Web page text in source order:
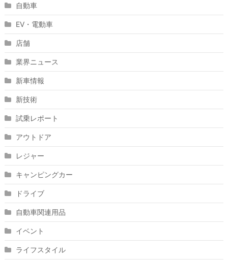
自動車
EV・電動車
店舗
業界ニュース
新車情報
新技術
試乗レポート
アウトドア
レジャー
キャンピングカー
ドライブ
自動車関連用品
イベント
ライフスタイル